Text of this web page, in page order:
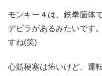
モンキー４は、鉄拳箇体
デビラがあるみたいです
すね(笑)
心筋梗塞は怖いけど、運